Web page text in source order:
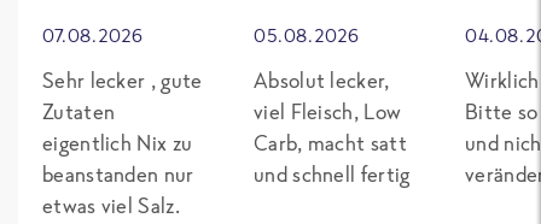
07.08.2026
Sehr lecker , gute
Zutaten
eigentlich Nix zu
beanstanden nur
etwas viel Salz.
05.08.2026
Absolut lecker,
viel Fleisch, Low
Carb, macht satt
und schnell fertig
Bitte so
und